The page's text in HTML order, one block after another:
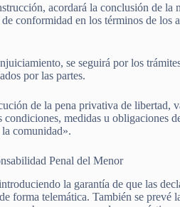
acordará la conclusión de la
conformidad en los términos de los
se seguirá por los
por las partes.
de la pena privativa de libertad,
medidas u obligaciones
comunidad».
Penal del Menor
la garantía de que las
forma telemática. También se